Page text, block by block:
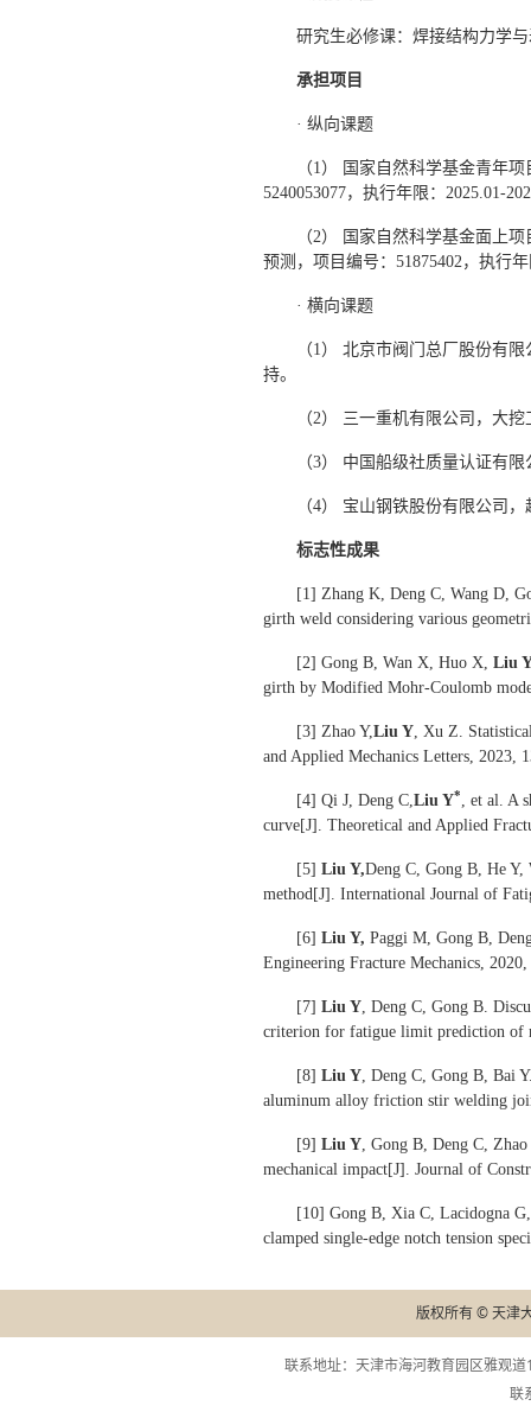
研究生必修课：焊接结构力学
承担项目
· 纵向课题
（1） 国家自然科学基金青年
5240053077，执行年限：2025.01-
（2） 国家自然科学基金面上
预测，项目编号：51875402，执行
· 横向课题
（1） 北京市阀门总厂股份有
持。
（2） 三一重机有限公司，大
（3） 中国船级社质量认证有
（4） 宝山钢铁股份有限公司
标志性成果
[1] Zhang K, Deng C, Wang D,
girth weld considering various
[2] Gong B, Wan X, Huo X, Liu
girth by Modified Mohr-Coulomb
[3] Zhao Y,Liu Y, Xu Z.
and Applied Mechanics Letters, 2023,
[4] Qi J, Deng C,Liu Y*, et al. A
curve[J]. Theoretical and Applied
[5] Liu Y,Deng C, Gong B, He Y,
method[J]. International Journal of
[6] Liu Y, Paggi M, Gong B,
Engineering Fracture Mechanics,
[7] Liu Y, Deng C, Gong B.
criterion for fatigue limit prediction of
[8] Liu Y, Deng C, Gong B, Bai
aluminum alloy friction stir welding
[9] Liu Y, Gong B, Deng C,
mechanical impact[J]. Journal of
[10] Gong B, Xia C, Lacidogna
clamped single-edge notch tension
版权所有 © 天津
联系地址：天津市海河教育园区雅观
联